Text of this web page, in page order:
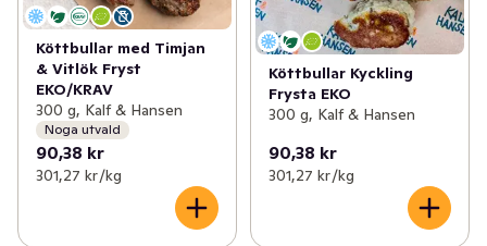
Köttbullar med Timjan
& Vitlök Fryst
EKO/KRAV
300 g, Kalf & Hansen
Noga utvald
90,38 kr
301,27 kr /kg
Köttbullar Kyckling
Frysta EKO
300 g, Kalf & Hansen
90,38 kr
301,27 kr /kg